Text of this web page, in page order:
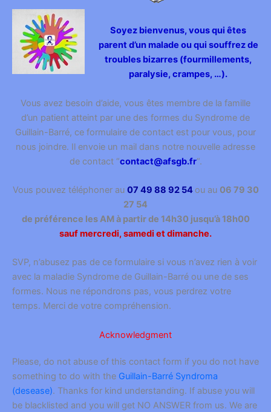
Soyez bienvenus, vous qui êtes
parent d’un malade ou qui souffrez de
troubles bizarres (fourmillements,
paralysie, crampes, …).
Vous avez besoin d’aide, vous êtes membre de la famille
d’un patient atteint par une des formes du Syndrome de
Guillain-Barré, ce formulaire de contact est pour vous, pour
nous joindre. Il envoie un mail dans notre nouvelle adresse
de contact “contact@afsgb.fr“.
Vous pouvez téléphoner au 07 49 88 92 54 ou au 06 79 30
27 54
de préférence les AM à partir de 14h30 jusqu’à 18h00
sauf mercredi, samedi et dimanche.
SVP, n’abusez pas de ce formulaire si vous n’avez rien à voir
avec la maladie Syndrome de Guillain-Barré ou une de ses
formes. Nous ne répondrons pas, vous perdrez votre
temps. Merci de votre compréhension.
Acknowledgment
Please, do not abuse of this contact form if you do not have
something to do with the Guillain-Barré Syndroma
(desease). Thanks for kind understanding. If abuse you will
be blacklisted and you will get NO ANSWER from us. We are